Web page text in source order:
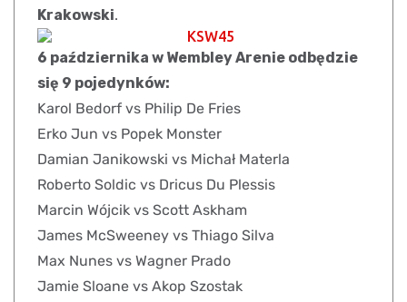
Krakowski.
6 października w Wembley Arenie odbędzie
się 9 pojedynków:
Karol Bedorf vs Philip De Fries
Erko Jun vs Popek Monster
Damian Janikowski vs Michał Materla
Roberto Soldic vs Dricus Du Plessis
Marcin Wójcik vs Scott Askham
James McSweeney vs Thiago Silva
Max Nunes vs Wagner Prado
Jamie Sloane vs Akop Szostak